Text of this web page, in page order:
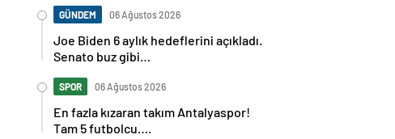
GÜNDEM 06 Ağustos 2026
Joe Biden 6 aylık hedeflerini açıkladı.
Senato buz gibi…
SPOR 06 Ağustos 2026
En fazla kızaran takım Antalyaspor!
Tam 5 futbolcu….